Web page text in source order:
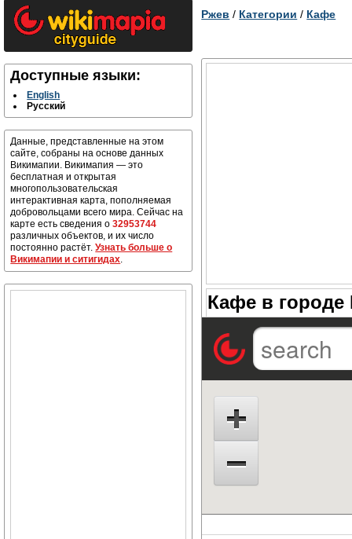
Доступные языки:
English
Русский
Данные, представленные на этом
сайте, собраны на основе данных
Викимапии. Викимапия — это
бесплатная и открытая
многопользовательская
интерактивная карта, пополняемая
добровольцами всего мира. Сейчас на
карте есть сведения о32953744
различных объектов, и их число
постоянно растёт.Узнать больше о
Викимапии и ситигидах.
Ржев / Категории / Кафе
Кафе в городе